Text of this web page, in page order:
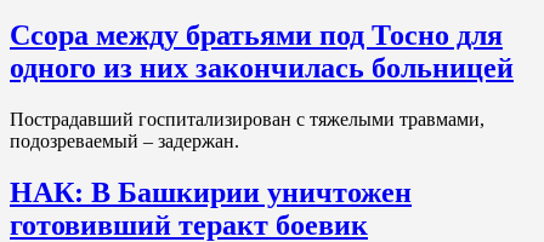
Ссора между братьями под Тосно для
одного из них закончилась больницей
Пострадавший госпитализирован с тяжелыми травмами,
подозреваемый – задержан.
НАК: В Башкирии уничтожен
готовивший теракт боевик